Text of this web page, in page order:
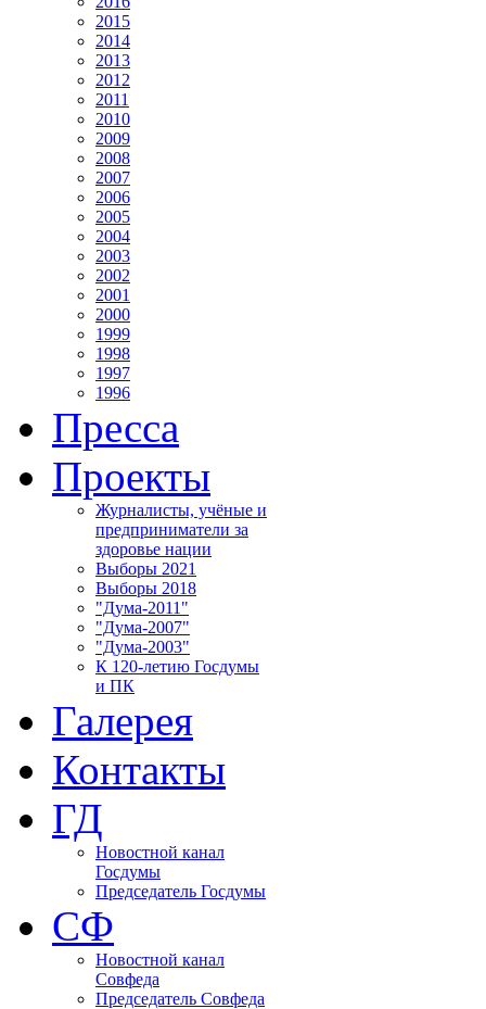
2015
2014
2013
2012
2011
2010
2009
2008
2007
2006
2005
2004
2003
2002
2001
2000
1999
1998
1997
1996
Пресса
Проекты
Журналисты, учёные и
предприниматели за
здоровье нации
Выборы 2021
Выборы 2018
"Дума-2011"
"Дума-2007"
"Дума-2003"
К 120-летию Госдумы
и ПК
Галерея
Контакты
ГД
Новостной канал
Госдумы
Председатель Госдумы
СФ
Новостной канал
Совфеда
Председатель Совфеда